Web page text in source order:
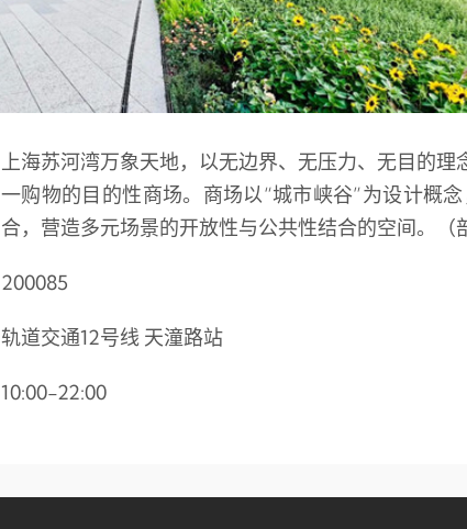
上海苏河湾万象天地，以无边界、无压力、无目的
一购物的目的性商场。商场以“城市峡谷”为设计概
合，营造多元场景的开放性与公共性结合的空间。（
200085
轨道交通12号线 天潼路站
10:00-22:00